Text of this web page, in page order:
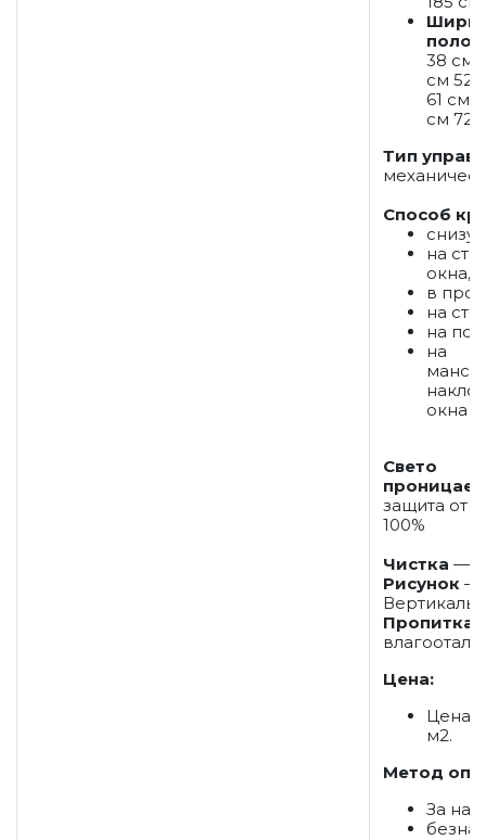
38 см
см 52
61 см
см 72
Тип
Способ
на
окна,
в
на
на
на
окна
Свето
защита от
100%
Чистка —
Рисунок —
Пропитка
Цена:
Цена
м2.
Метод
За